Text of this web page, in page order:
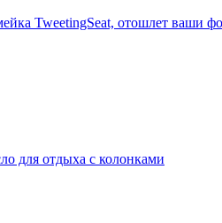
TweetingSeat, отошлет ваши
для отдыха с колонками